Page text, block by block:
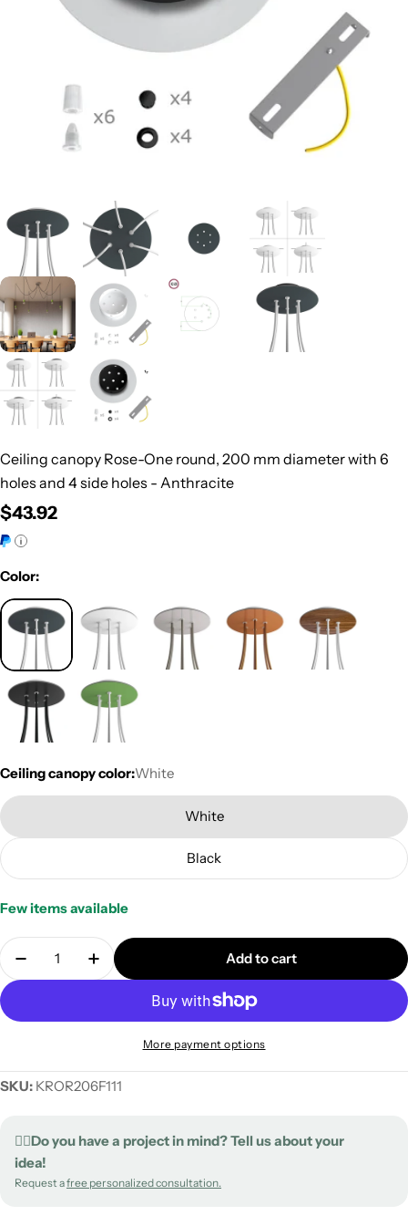
Ceiling canopy Rose-One round, 200 mm diameter with 6
holes and 4 side holes - Anthracite
Regular
price
$43.92
Color:
Ceiling canopy color:White
White
Black
Few items available
Quantity
Decrease quantity for Ceiling canopy Rose-One
Increase quantity for Ceiling canopy
Add to cart
More payment options
SKU: KROR206F111
✍🏻Do you have a project in mind? Tell us about your
idea!
Request afree personalized consultation.